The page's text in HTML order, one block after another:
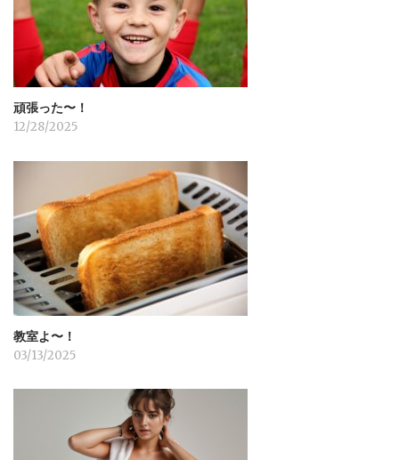
ン
頑張った〜！
12/28/2025
教室よ〜！
03/13/2025